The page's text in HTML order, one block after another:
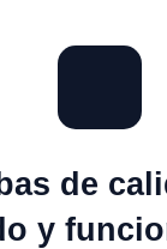
de
y